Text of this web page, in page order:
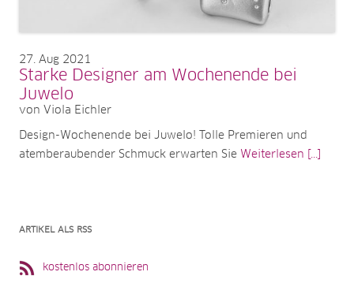
27 Aug 2021
Starke Designer am Wochenende bei
Juwelo
von Viola Eichler
Design-Wochenende bei Juwelo! Tolle Premieren und
atemberaubender Schmuck erwarten Sie Weiterlesen [...]
ARTIKEL ALS RSS
kostenlos abonnieren